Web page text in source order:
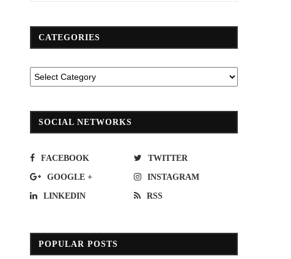
CATEGORIES
SOCIAL NETWORKS
FACEBOOK TWITTER
GOOGLE + INSTAGRAM
LINKEDIN RSS
POPULAR POSTS